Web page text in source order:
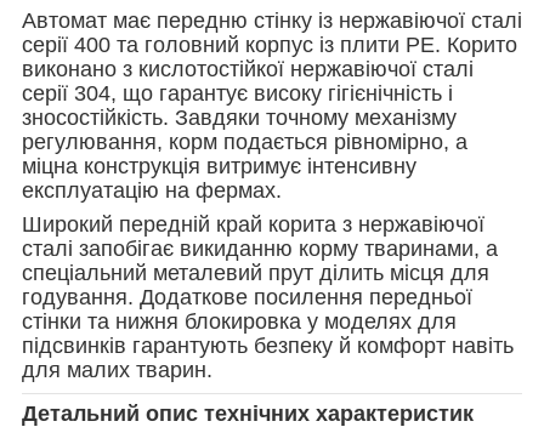
Автомат має передню стінку із нержавіючої сталі
серії 400 та головний корпус із плити РE. Корито
виконано з кислотостійкої нержавіючої сталі
серії 304, що гарантує високу гігієнічність і
зносостійкість. Завдяки точному механізму
регулювання, корм подається рівномірно, а
міцна конструкція витримує інтенсивну
експлуатацію на фермах.
Широкий передній край корита з нержавіючої
сталі запобігає викиданню корму тваринами, а
спеціальний металевий прут ділить місця для
годування. Додаткове посилення передньої
стінки та нижня блокировка у моделях для
підсвинків гарантують безпеку й комфорт навіть
для малих тварин.
Детальний опис технічних характеристик